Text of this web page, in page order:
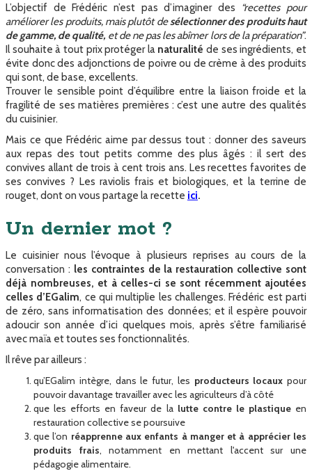
L’objectif de Frédéric n’est pas d’imaginer des “recettes pour
améliorer les produits, mais plutôt desélectionner des produits haut
de gamme, de qualité,et de ne pas les abîmer lors de la préparation”.
Il souhaite à tout prix protéger la naturalité de ses ingrédients, et
évite donc des adjonctions de poivre ou de crème à des produits
qui sont, de base, excellents.
Trouver le sensible point d’équilibre entre la liaison froide et la
fragilité de ses matières premières : c’est une autre des qualités
du cuisinier.
Mais ce que Frédéric aime par dessus tout : donner des saveurs
aux repas des tout petits comme des plus âgés : il sert des
convives allant de trois à cent trois ans. Les recettes favorites de
ses convives ? Les raviolis frais et biologiques, et la terrine de
rouget, dont on vous partage la recette ici.
Un dernier mot ?
Le cuisinier nous l’évoque à plusieurs reprises au cours de la
conversation : les contraintes de la restauration collective sont
déjà nombreuses, et à celles-ci se sont récemment ajoutées
celles d’EGalim, ce qui multiplie les challenges. Frédéric est parti
de zéro, sans informatisation des données; et il espère pouvoir
adoucir son année d’ici quelques mois, après s’être familiarisé
avec maïa et toutes ses fonctionnalités.
Il rêve par ailleurs :
qu’EGalim intègre, dans le futur, les producteurs locaux pour
pouvoir davantage travailler avec les agriculteurs d’à côté
que les efforts en faveur de la lutte contre le plastiqueen
restauration collective se poursuive
que l’on réapprenne aux enfants à manger et à apprécier les
produits frais, notamment en mettant l'accent sur une
pédagogie alimentaire.